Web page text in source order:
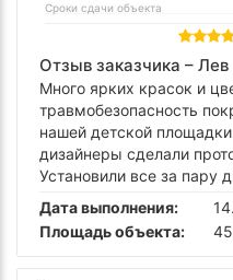
Сроки сдачи объекта
Отзыв заказчика – Лев
Много ярких красок и
травмобезопасность
нашей детской
дизайнеры сделали
Установили все за пару
Дата выполнения:
Площадь объекта: